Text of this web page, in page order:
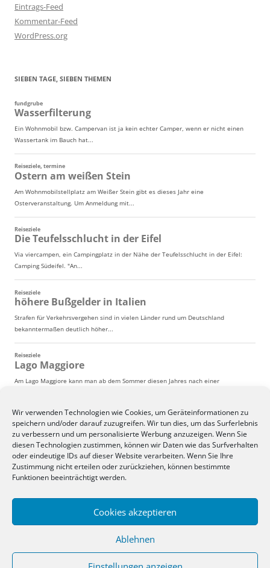
Wir verwenden Technologien wie Cookies, um Geräteinformationen zu
speichern und/oder darauf zuzugreifen. Wir tun dies, um das Surferlebnis
zu verbessern und um personalisierte Werbung anzuzeigen. Wenn Sie
diesen Technologien zustimmen, können wir Daten wie das Surfverhalten
oder eindeutige IDs auf dieser Website verarbeiten. Wenn Sie Ihre
Zustimmung nicht erteilen oder zurückziehen, können bestimmte
Funktionen beeinträchtigt werden.
Cookies akzeptieren
Ablehnen
Eintrags-Feed
Kommentar-Feed
WordPress.org
SIEBEN TAGE, SIEBEN THEMEN